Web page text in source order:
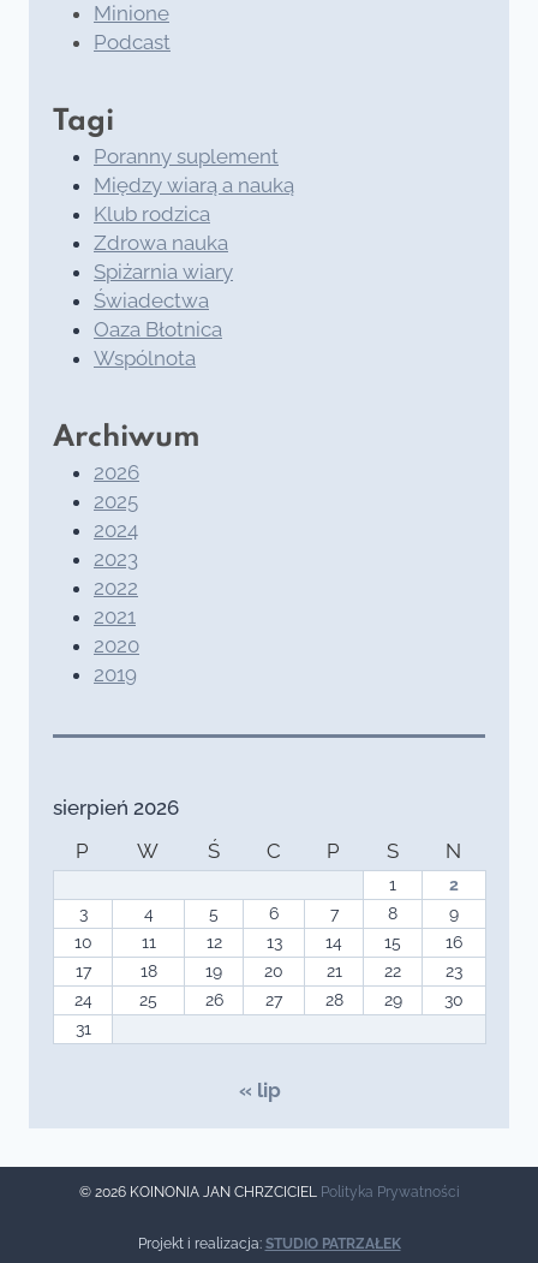
Minione
Podcast
Tagi
Poranny suplement
Między wiarą a nauką
Klub rodzica
Zdrowa nauka
Spiżarnia wiary
Świadectwa
Oaza Błotnica
Wspólnota
Archiwum
2026
2025
2024
2023
2022
2021
2020
2019
sierpień 2026
P
W Ś C P S N
1
2
3
4 5 6 7 8
9
10
11 12 13 14 15
16
17
18 19 20 21 22
23
24
25 26 27 28 29
30
31
« lip
© 2026 KOINONIA JAN CHRZCICIEL Polityka Prywatności
Projekt i realizacja: STUDIO PATRZAŁEK